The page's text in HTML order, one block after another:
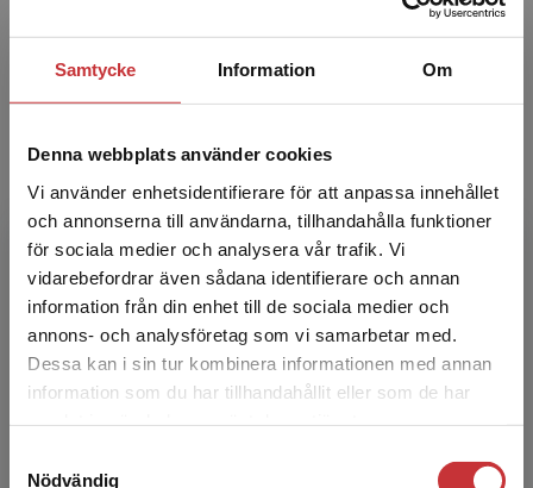
Samtycke Information Om
Denna webbplats använder cookies
Vi använder enhetsidentifierare för att anpassa innehållet
och annonserna till användarna, tillhandahålla funktioner
för sociala medier och analysera vår trafik. Vi
vidarebefordrar även sådana identifierare och annan
information från din enhet till de sociala medier och
annons- och analysföretag som vi samarbetar med.
Dessa kan i sin tur kombinera informationen med annan
information som du har tillhandahållit eller som de har
Nödvändig
Begränsad fraktregion
Det verkar som att du besöker
studentlitteratur.se via en enhet utanför Sverige.
Vi erbjuder inte leveranser utanför Sverige. För
Eva Brogren Carlberg
Eva Brogren Carlberg, fysioterapeut, specialist
i pediatrik, docent, Institutionen för kvinnors
och barns hälsa, Karolinska Institutet,
Stockholm.